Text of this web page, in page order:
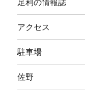
足利の情報誌
アクセス
駐車場
佐野